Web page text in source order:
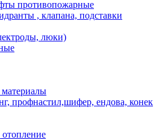
противопожарные
, клапана, подставки
люки)
профнастил,шифер, ендова, конек